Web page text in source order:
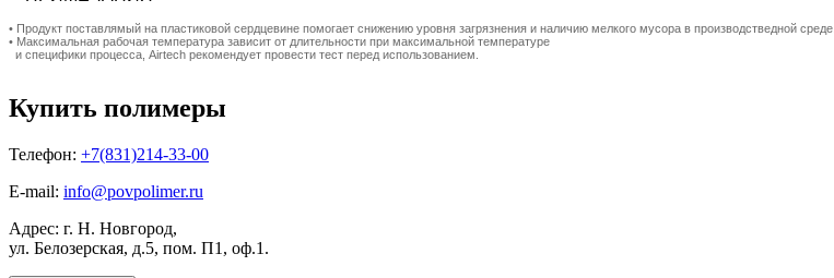
• Продукт поставлямый на пластиковой сердцевине помогает снижению уровня загрязнения и наличию мелкого мусора в производстведной среде.
• Максимальная рабочая температура зависит от длительности при максимальной температуре
и специфики процесса, Airtech рекомендует провести тест перед использованием.
Купить полимеры
Телефон: +7(831)214-33-00
E-mail: info@povpolimer.ru
Адрес: г. Н. Новгород,
ул. Белозерская, д.5, пом. П1, оф.1.